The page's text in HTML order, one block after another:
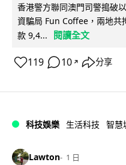
香港警方聯同澳門司警搗破
資騙局 Fun Coffee，兩地共
款 9,4...
閱讀全文
119 10 ↗ 分享
科技娛樂 生活科技 智慧
Lawton 1 日